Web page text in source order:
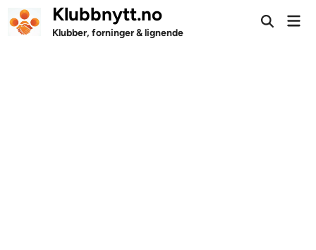
Skip
to
Klubbnytt.no
Klubber, forninger & lignende
Open